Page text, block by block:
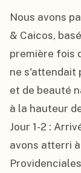
Nous avons
& Caicos,
première fois
ne s'attendait
et de beauté
à la hauteur
Jour 1-2 :
avons atterri